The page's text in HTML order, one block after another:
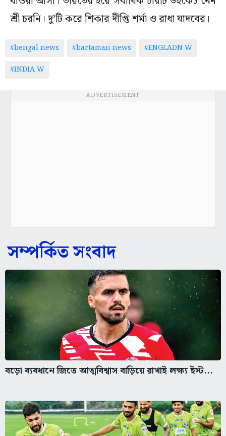
শ্রী চরনি। দু’টি করে শিকার দীপ্তি শর্মা ও রাধা যাদবের।
#bengal news #bartaman news
#ENGLADN W
#INDIA W
ADVERTISEMENT
সম্পর্কিত সংবাদ
বড়ো ব্যবধানে জিতে আত্মবিশ্বাস বাড়িয়ে রাখাই লক্ষ্য ইস্ট...